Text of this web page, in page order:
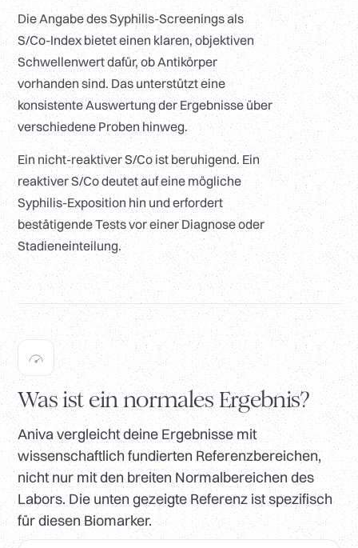
Die Angabe des Syphilis-Screenings als
S/Co-Index bietet einen klaren, objektiven
Schwellenwert dafür, ob Antikörper
vorhanden sind. Das unterstützt eine
konsistente Auswertung der Ergebnisse über
verschiedene Proben hinweg.
Ein nicht-reaktiver S/Co ist beruhigend. Ein
reaktiver S/Co deutet auf eine mögliche
Syphilis-Exposition hin und erfordert
bestätigende Tests vor einer Diagnose oder
Stadieneinteilung.
Was ist ein normales Ergebnis?
Aniva vergleicht deine Ergebnisse mit
wissenschaftlich fundierten Referenzbereichen,
nicht nur mit den breiten Normalbereichen des
Labors. Die unten gezeigte Referenz ist spezifisch
für diesen Biomarker.